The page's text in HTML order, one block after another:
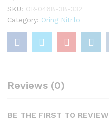
SKU: OR-0468-38-332
Category: Oring Nitrilo
Reviews (0)
BE THE FIRST TO